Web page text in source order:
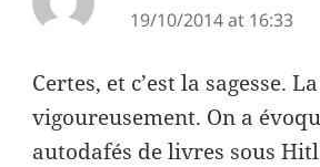
19/10/2014 at 16:33
Certes, et c’est la sagesse.
vigoureusement. On a
autodafés de livres sous